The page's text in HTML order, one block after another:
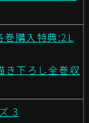
巻購入特典:2L
下ろし全巻収
3